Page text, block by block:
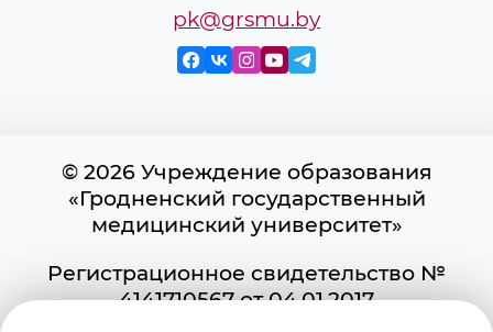
pk@grsmu.by
© 2026 Учреждение образования
«Гродненский государственный
медицинский университет»
Регистрационное свидетельство №
4141710567 от 04.01.2017